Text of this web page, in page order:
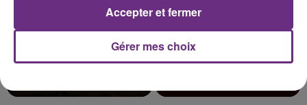
Gérer mes choix
Accepter et fermer